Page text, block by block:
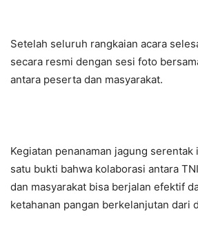
Setelah seluruh rangkaian acara
secara resmi dengan sesi foto
antara peserta dan masyarakat.
Kegiatan penanaman jagung serentak
satu bukti bahwa kolaborasi antara
dan masyarakat bisa berjalan efektif
ketahanan pangan berkelanjutan dari